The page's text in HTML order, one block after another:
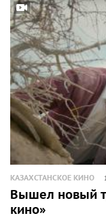
КАЗАХСТАНСКОЕ КИНО
Вышел новый
кино»